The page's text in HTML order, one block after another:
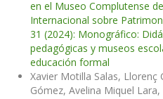
en el Museo Complutense
Internacional sobre
31 (2024): Monográfico:
pedagógicas y museos
educación formal
Xavier Motilla Salas, Llorenç
Gómez, Avelina Miquel Lara,